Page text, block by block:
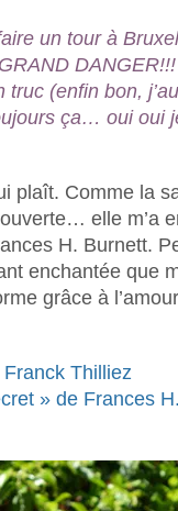
un tour à
DANGER!!!
(enfin bon,
ça… oui oui
plaît. Comme la
elle m’a
H. Burnett.
enchantée que
grâce à
Thilliez
» de Frances